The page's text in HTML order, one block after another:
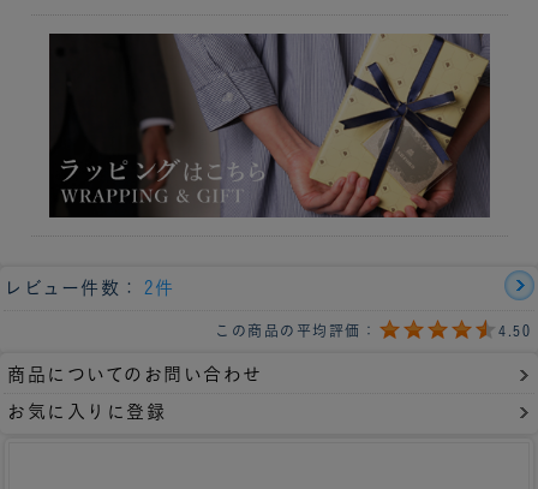
レビュー件数： 2件
この商品の平均評価： 4.50
商品についてのお問い合わせ
お気に入りに登録